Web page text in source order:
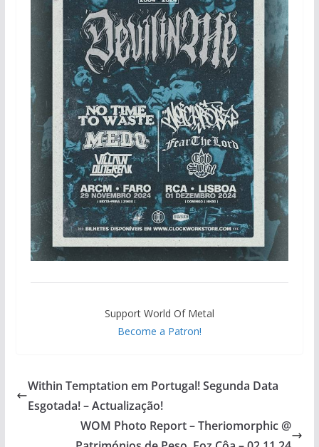
Support World Of Metal
Become a Patron!
Within Temptation em Portugal! Segunda Data
Esgotada! – Actualização!
WOM Photo Report – Theriomorphic @